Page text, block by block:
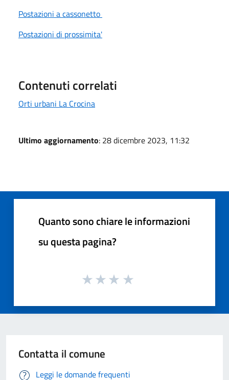
Postazioni a cassonetto
Postazioni di prossimita'
Contenuti correlati
Orti urbani La Crocina
Ultimo aggiornamento: 28 dicembre 2023, 11:32
Quanto sono chiare le informazioni
su questa pagina?
Contatta il comune
Leggi le domande frequenti